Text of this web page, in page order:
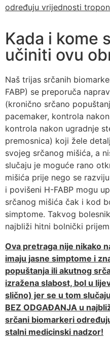
određuju vrijednosti
Kada i kome
učiniti ovu
Naš trijas srčanih
FABP) se preporuča
(kronično srčano
pacemaker, kontrola
kontrola nakon ugradnje
premosnica) koji žele
svojeg srčanog mišića, a
slučaju je moguće rano
mišića prije nego se
i povišeni H-FABP mogu
srčanog mišića čak i kod
simptome. Takvog
najbliži hitni bolnički
Ova pretraga nije nikako
imaju jasne simptome i
popuštanja ili akutnog
izražena slabost, bol u
slično) jer se u tom
BEZ ODGAĐANJA u
srčani biomarkeri
stalni medicinski nadzor!